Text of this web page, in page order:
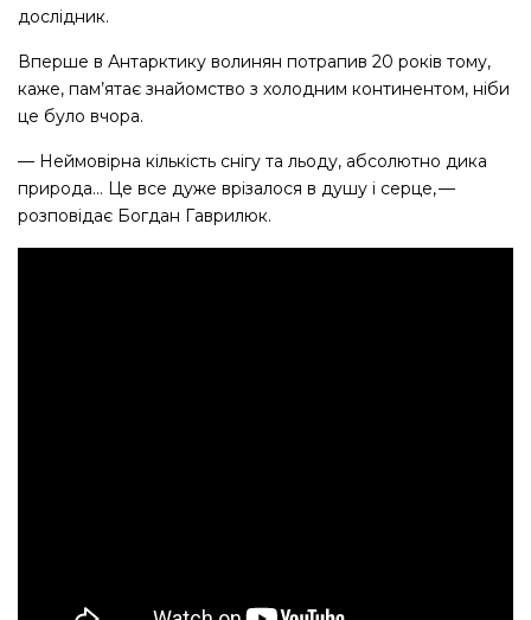
дослідник.
Вперше в Антарктику волинян потрапив 20 років тому,
каже, пам’ятає знайомство з холодним континентом, ніби
це було вчора.
— Неймовірна кількість снігу та льоду, абсолютно дика
природа… Це все дуже врізалося в душу і серце, — ​
розповідає Богдан Гаврилюк.